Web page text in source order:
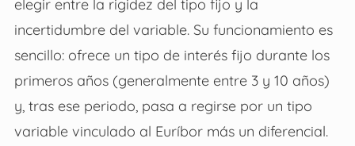
elegir entre la rigidez del tipo fijo y la
incertidumbre del variable. Su funcionamiento es
sencillo: ofrece un tipo de interés fijo durante los
primeros años (generalmente entre 3 y 10 años)
y, tras ese periodo, pasa a regirse por un tipo
variable vinculado al Euríbor más un diferencial.